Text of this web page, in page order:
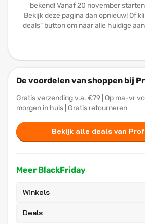
bekend! Vanaf 20 november
Bekijk deze pagina dan opnieuw! Of
deals" button om naar alle huidige
De voordelen van shoppen bij
Gratis verzending v.a. €79 | Op ma-vr
morgen in huis | Gratis retourneren
Bekijk alle deals van
Meer BlackFriday
Winkels
Deals